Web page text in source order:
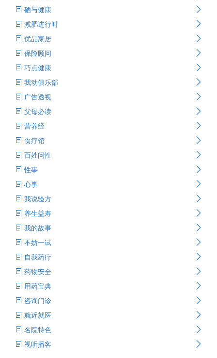
硒与健康
减肥进行时
优品家居
保险顾问
巧点健康
我动俱乐部
广告透视
父母必读
营养经
食疗馆
百姓问性
性事
心事
我说验方
养生益寿
我的故事
不妨一试
自我药疗
药物安全
用药宝典
咨询门诊
就近就医
名院特色
视听播客